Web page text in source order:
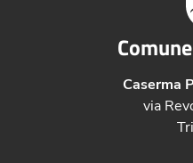
Caserma
via